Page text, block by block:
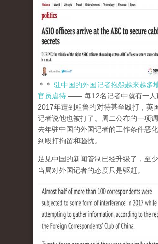
＊＊ 驻中国的外国记者抱怨越来越多
官员虐待 —— 每12名记者中就有一人
2017年遭到粗鲁的对待甚至殴打，英
记者说他也被打了。周二公布的一项调
去年驻中国的外国记者的工作条件恶
到殴打拘留和骚扰。
足见中国的新闻管制已经升级了，至
当局对外国记者的态度只是驱赶。